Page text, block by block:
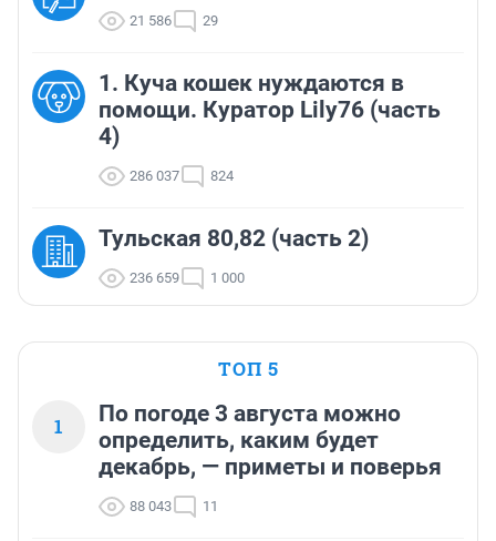
21 586 29
1. Куча кошек нуждаются в
помощи. Куратор Lily76 (часть
4)
286 037 824
Тульская 80,82 (часть 2)
236 659 1 000
ТОП 5
1
По погоде 3 августа можно
определить, каким будет
декабрь, — приметы и поверья
88 043 11